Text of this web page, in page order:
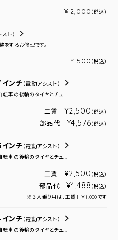
¥ 2,000 （税込）
ト）
をするお修理です。
¥ 500 （税込）
インチ （電動アシスト）
転車の後輪のタイヤとチュ...
工賃 ¥2,500 （税込）
部品代 ¥4,576（税込）
インチ （電動アシスト）
転車の後輪のタイヤとチュ...
工賃 ¥2,500 （税込）
部品代 ¥4,488 （税込）
※３人乗り用は、工賃＋￥1,000です
インチ （電動アシスト）
転車の後輪のタイヤとチュ...